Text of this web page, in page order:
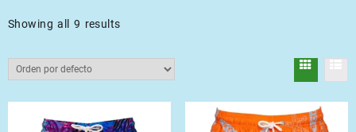
Showing all 9 results